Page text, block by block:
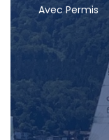
Avec Permis